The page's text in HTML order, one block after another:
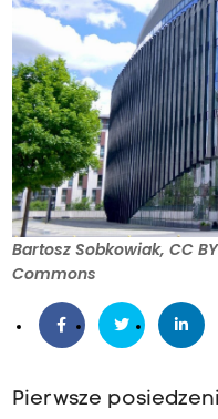
Bartosz Sobkowiak, CC
Commons
Pierwsze